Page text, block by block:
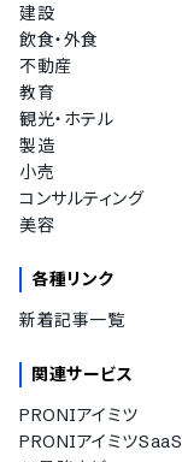
建設
飲食・外食
不動産
教育
観光・ホテル
製造
小売
コンサルティング
美容
各種リンク
新着記事一覧
関連サービス
PRONIアイミツ
PRONIアイミツSaaS